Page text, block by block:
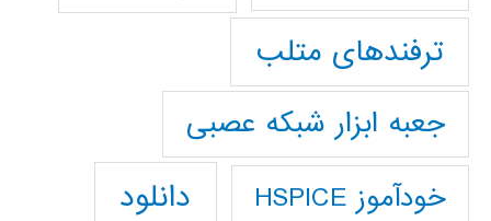
ترفندهای متلب
جعبه ابزار شبکه عصبی
خودآموز HSPICE دانلود